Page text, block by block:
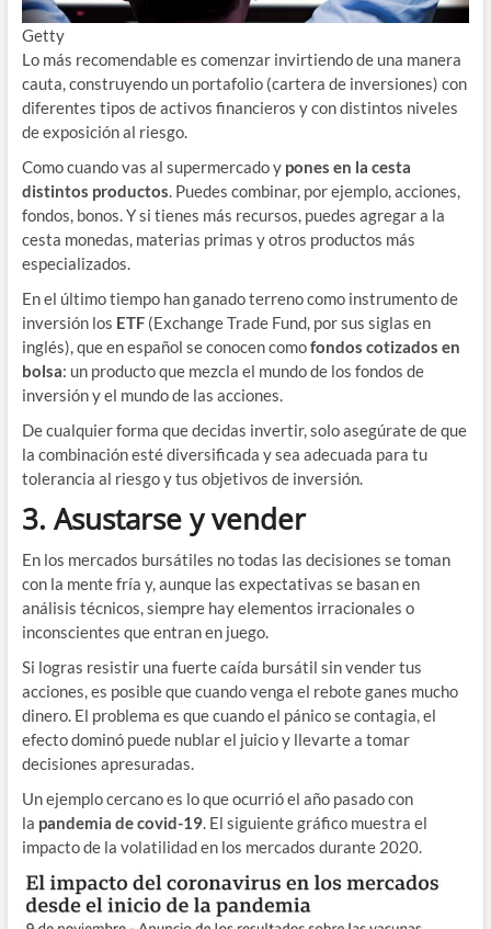
Getty
Lo más recomendable es comenzar invirtiendo de una manera
cauta, construyendo un portafolio (cartera de inversiones) con
diferentes tipos de activos financieros y con distintos niveles
de exposición al riesgo.
Como cuando vas al supermercado y pones en la cesta
distintos productos. Puedes combinar, por ejemplo, acciones,
fondos, bonos. Y si tienes más recursos, puedes agregar a la
cesta monedas, materias primas y otros productos más
especializados.
En el último tiempo han ganado terreno como instrumento de
inversión los ETF(Exchange Trade Fund, por sus siglas en
inglés), que en español se conocen comofondos cotizados en
bolsa: un producto que mezcla el mundo de los fondos de
inversión y el mundo de las acciones.
De cualquier forma que decidas invertir, solo asegúrate de que
la combinación esté diversificada y sea adecuada para tu
tolerancia al riesgo y tus objetivos de inversión.
3. Asustarse y vender
En los mercados bursátiles no todas las decisiones se toman
con la mente fría y, aunque las expectativas se basan en
análisis técnicos, siempre hay elementos irracionales o
inconscientes que entran en juego.
Si logras resistir una fuerte caída bursátil sin vender tus
acciones, es posible que cuando venga el rebote ganes mucho
dinero. El problema es que cuando el pánico se contagia, el
efecto dominó puede nublar el juicio y llevarte a tomar
decisiones apresuradas.
Un ejemplo cercano es lo que ocurrió el año pasado con
la pandemia de covid-19. El siguiente gráfico muestra el
impacto de la volatilidad en los mercados durante 2020.